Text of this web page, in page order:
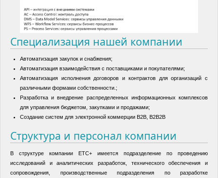
Специализация нашей компании
Автоматизация закупок и снабжения;
Автоматизация взаимодействия с поставщиками и покупателями;
Автоматизация исполнения договоров и контрактов для организаций с
различными формами собственности.;
Разработка и внедрение распределенных информационных комплексов
для управления бюджетом, закупками и продажами;
Создание систем для электронной коммерции B2B, B2B2B
Структура и персонал компании
В структуре компании ЕТС+ имеется подразделение по проведению
исследований и аналитических разработок, технического обеспечения и
сопровождения, производственные подразделения по разработке